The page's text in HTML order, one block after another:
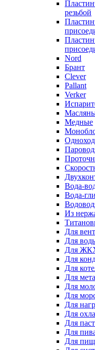
резьбой
Nord
Брант
Clever
Pallant
Verker
Медные
Вода-
Вода-
Из
Для
Для
Для
Для
Для
Для
Для
Для
Для
Для
Для
Для
Для